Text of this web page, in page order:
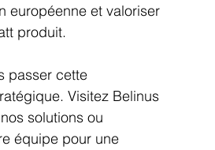
européenne et valoriser
produit.
passer cette
Visitez Belinus
solutions ou
équipe pour une